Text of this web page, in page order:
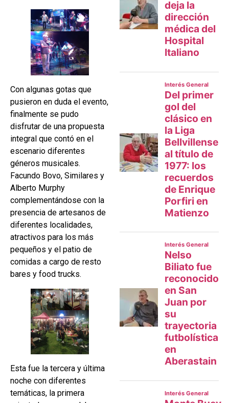
Con algunas gotas que
pusieron en duda el evento,
finalmente se pudo
disfrutar de una propuesta
integral que contó en el
escenario diferentes
géneros musicales.
Facundo Bovo, Similares y
Alberto Murphy
complementándose con la
presencia de artesanos de
diferentes localidades,
atractivos para los más
pequeños y el patio de
comidas a cargo de resto
bares y food trucks.
Esta fue la tercera y última
noche con diferentes
temáticas, la primera